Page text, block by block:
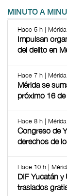
MINUTO A
Hace 5 h |
Impulsan
del delito en
Hace 7 h |
Mérida se
próximo 16
Hace 8 h |
Congreso de
derechos de
Hace 10 h |
DIF Yucatán y
traslados